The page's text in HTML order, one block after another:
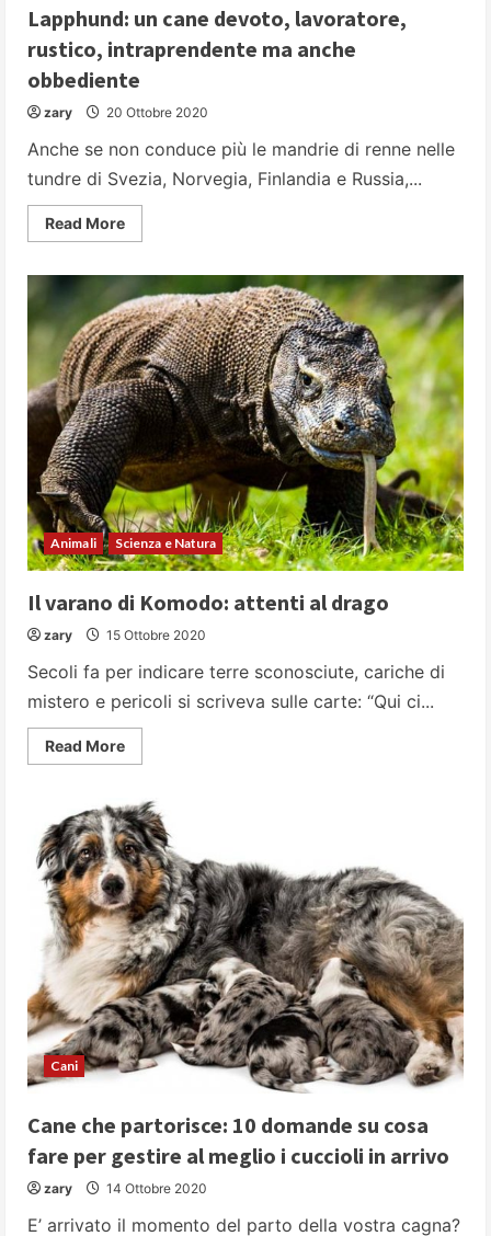
Lapphund: un cane devoto, lavoratore,
rustico, intraprendente ma anche
obbediente
zary 20 Ottobre 2020
Anche se non conduce più le mandrie di renne nelle
tundre di Svezia, Norvegia, Finlandia e Russia,...
Read MoreRead
more
cane
devoto,
lavoratore,
rustico,
intraprendente
ma
anche
obbediente
Animali Scienza e Natura
Il varano di Komodo: attenti al drago
zary 15 Ottobre 2020
Secoli fa per indicare terre sconosciute, cariche di
mistero e pericoli si scriveva sulle carte: “Qui ci...
Read MoreRead
more
varano
di
Komodo:
attenti
al
drago
Cani
Cane che partorisce: 10 domande su cosa
fare per gestire al meglio i cuccioli in arrivo
zary 14 Ottobre 2020
E’ arrivato il momento del parto della vostra cagna?